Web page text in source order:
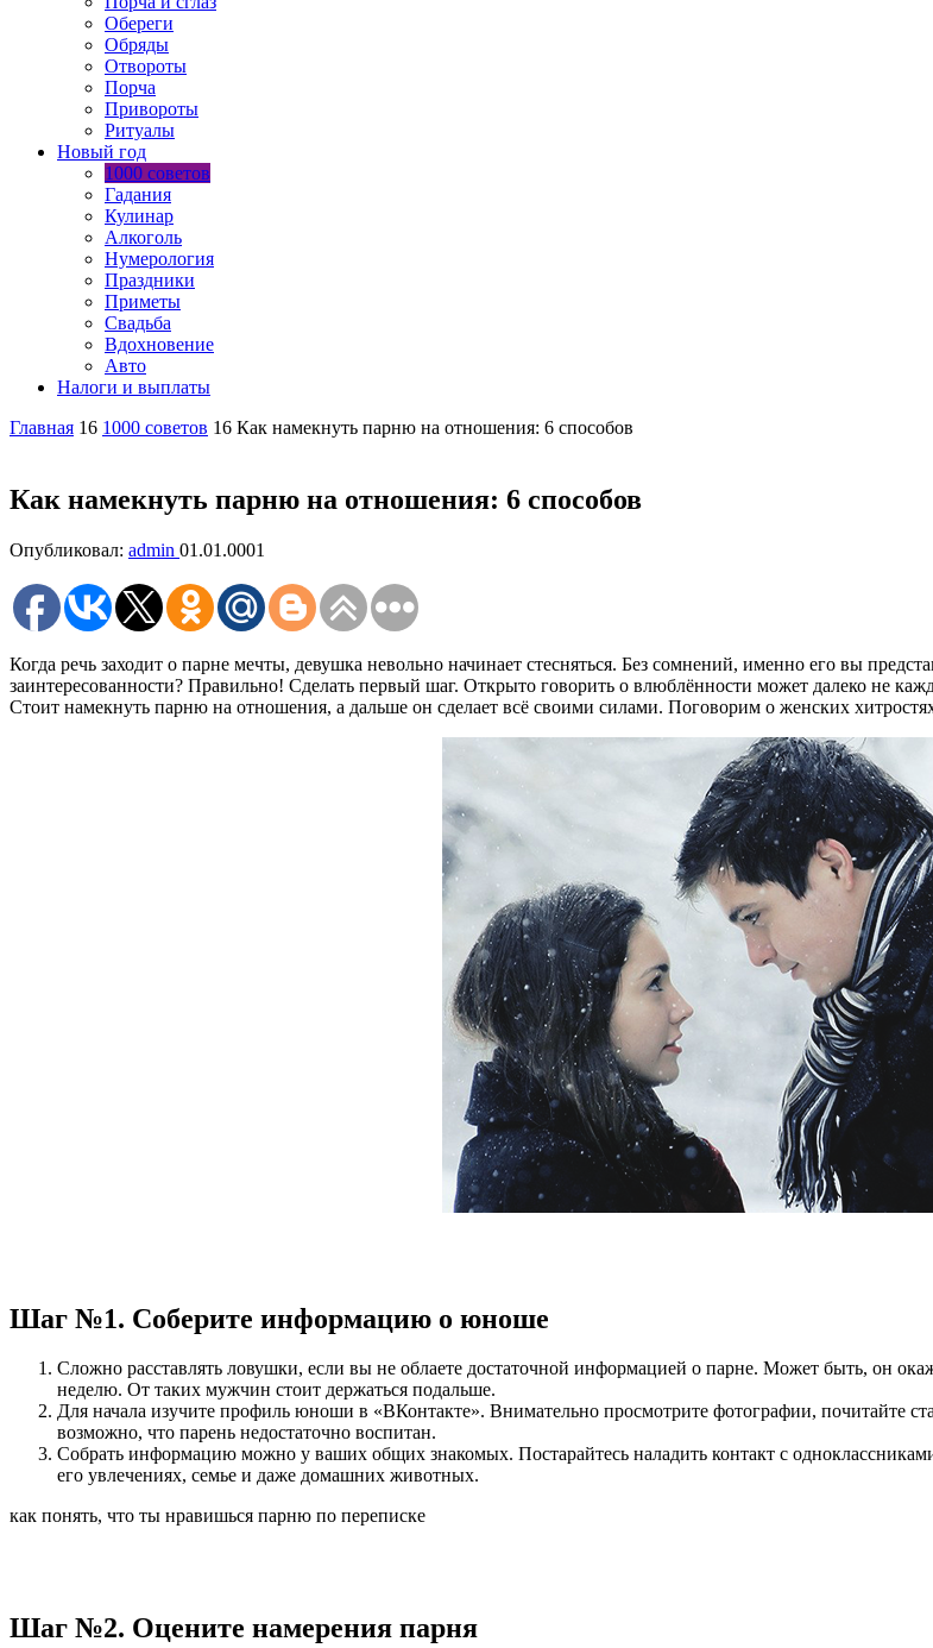
Обереги
Обряды
Отвороты
Порча
Привороты
Ритуалы
Новый год
1000 советов
Гадания
Кулинар
Алкоголь
Нумерология
Праздники
Приметы
Свадьба
Вдохновение
Авто
Налоги и выплаты
Главная 16 1000 советов 16 Как намекнуть парню на отношения: 6 способов
Как намекнуть парню на отношения: 6 способов
Опубликовал: admin 01.01.0001
Когда речь заходит о парне мечты, девушка невольно начинает стесняться. Без сомнений, именно его вы
заинтересованности? Правильно! Сделать первый шаг. Открыто говорить о влюблённости может далеко не
Стоит намекнуть парню на отношения, а дальше он сделает всё своими силами. Поговорим о женских
Шаг №1. Соберите информацию о юноше
Сложно расставлять ловушки, если вы не облаете достаточной информацией о парне. Может быть, он
неделю. От таких мужчин стоит держаться подальше.
Для начала изучите профиль юноши в «ВКонтакте». Внимательно просмотрите фотографии, почитайте
возможно, что парень недостаточно воспитан.
Собрать информацию можно у ваших общих знакомых. Постарайтесь наладить контакт с
его увлечениях, семье и даже домашних животных.
как понять, что ты нравишься парню по переписке
Шаг №2. Оцените намерения парня